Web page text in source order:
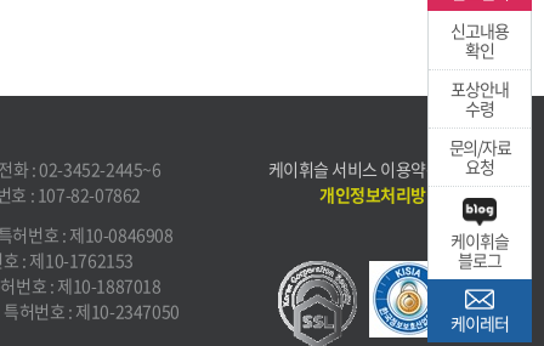
신고내용
확인
포상안내
수령
문의/자료
요청
케이휘슬
블로그
케이레터
화 : 02-3452-2445~6
호 : 107-82-07862
특허번호 : 제10-0846908
호 : 제10-1762153
번호 : 제10-1887018
특허번호 : 제10-2347050
케이휘슬 서비스 이용약관
개인정보처리방침